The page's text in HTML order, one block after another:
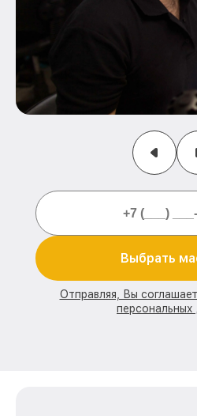
Выбрать
Отправляя, Вы
персональных